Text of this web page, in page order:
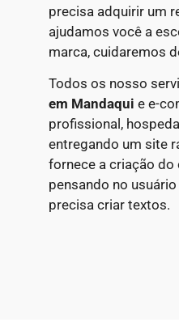
precisa adquirir um
ajudamos você a
marca, cuidaremos
Todos os nosso
em Mandaqui e e-
profissional,
entregando um site
fornece a criação do
pensando no
precisa criar textos.